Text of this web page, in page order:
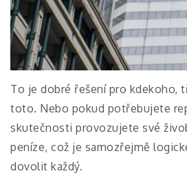
To je dobré řešení pro kdekoho,
toto. Nebo pokud potřebujete
skutečnosti provozujete své
peníze, což je samozřejmě
dovolit každý.